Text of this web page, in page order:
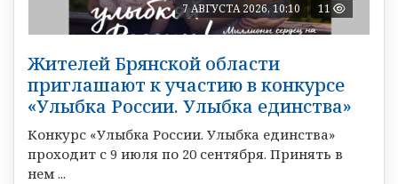
7 АВГУСТА 2026, 10:10 11
Жителей Брянской области
приглашают к участию в конкурсе
«Улыбка России. Улыбка единства»
Конкурс «Улыбка России. Улыбка единства»
проходит с 9 июля по 20 сентября. Принять в
нем ...